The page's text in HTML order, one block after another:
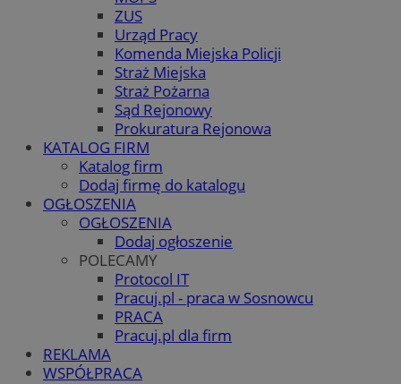
ZUS
Urząd Pracy
Komenda Miejska Policji
Straż Miejska
Straż Pożarna
Sąd Rejonowy
Prokuratura Rejonowa
KATALOG FIRM
Katalog firm
Dodaj firmę do katalogu
OGŁOSZENIA
OGŁOSZENIA
Dodaj ogłoszenie
POLECAMY
Protocol IT
Pracuj.pl - praca w Sosnowcu
PRACA
Pracuj.pl dla firm
REKLAMA
WSPÓŁPRACA